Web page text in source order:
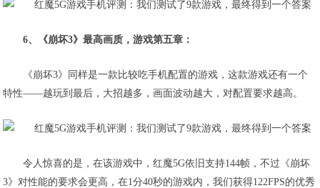
6、《崩坏3》最高画质，游戏第五章：
《崩坏3》同样是一款比较吃手机配置的游戏，这款游戏还有一个
特性——越玩到最后，大招越多，画面波动越大，对配置要求越高。
令人惊喜的是，在该游戏中，红魔5G依旧支持144帧 ，不过《崩坏
3》对性能的要求会更高，在1分40秒的游戏内，我们获得122FPS的优秀